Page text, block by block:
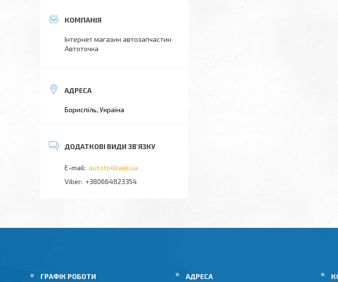
Інтернет магазин автозапчастин
Автоточка
Бориспіль, Україна
autoto4ka@i.ua
+380664823354
ГРАФІК РОБОТИ